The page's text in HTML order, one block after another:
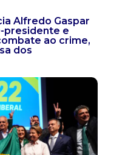
Alfredo Gaspar
presidente e
ao crime,
dos